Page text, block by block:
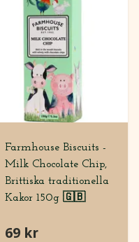
Farmhouse Biscuits -
Milk Chocolate Chip,
Brittiska traditionella
Kakor 150g 🇬🇧
69 kr